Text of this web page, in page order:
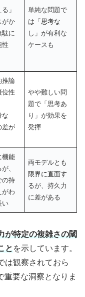
」
がか
駄に
性
単純な問題で
は「思考な
し」が有利な
ケースも
推論
位性
な
差が
やや難しい問
題で「思考あ
り」が効果を
発揮
機能
、
の持
がわ
い
両モデルとも
限界に直面す
るが、持久力
に差がある
が特定の複雑さの閾
と を示しています。
は観察されておら
重要な洞察となりま